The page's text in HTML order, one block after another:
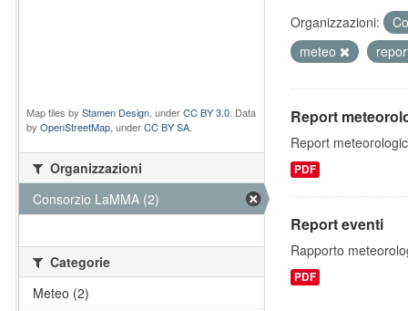
Organizzazioni:
meteo
Report
Report
PDF
Report eventi
Rapporto
PDF
Map tiles by Stamen Design , underCC BY 3.0 . Data
by OpenStreetMap , underCC BY SA
Organizzazioni
Consorzio LaMMA (2)
Categorie
Meteo (2)